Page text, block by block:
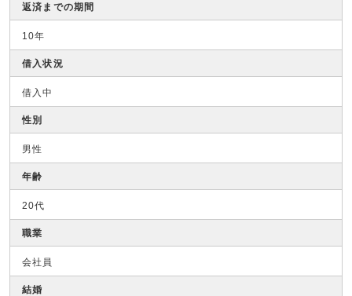
返済までの期間
10年
借入状況
借入中
性別
男性
年齢
20代
職業
会社員
結婚